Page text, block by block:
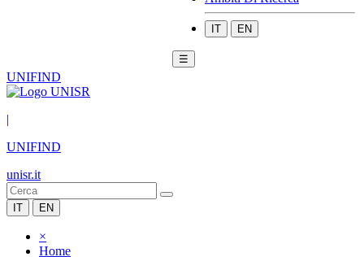
IT EN
☰
UNIFIND
|
UNIFIND
unisr.it
IT EN
×
Home